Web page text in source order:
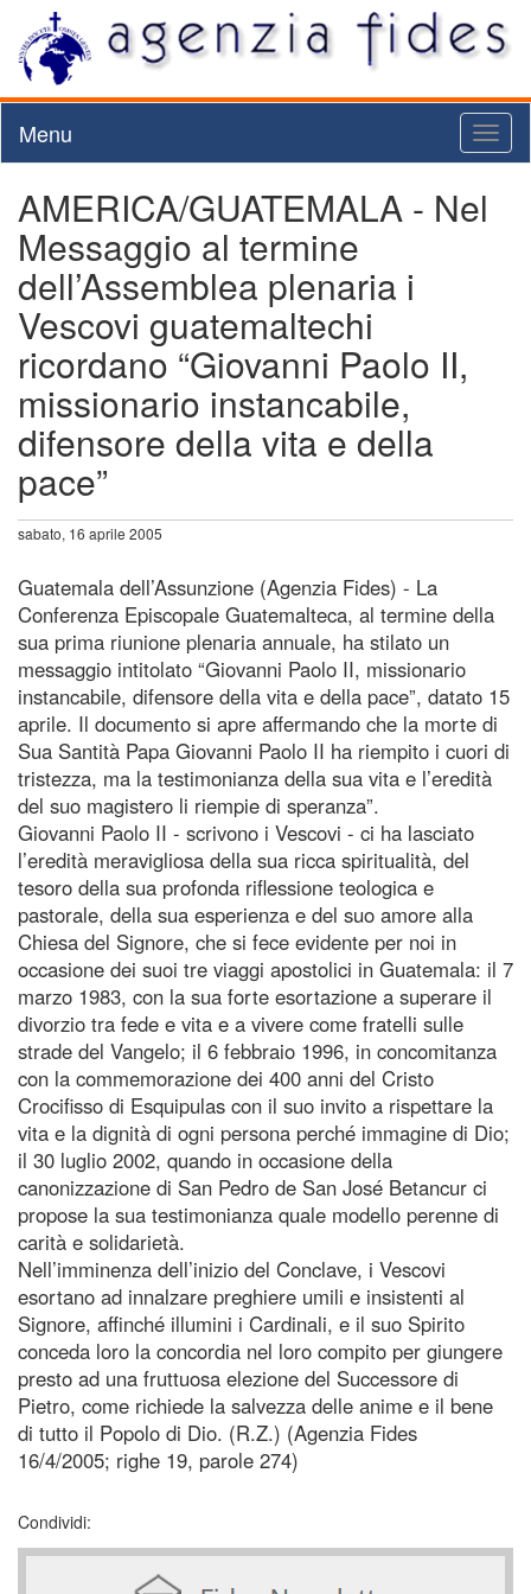
Menu
AMERICA/GUATEMALA - Nel
Messaggio al termine
dell’Assemblea plenaria i
Vescovi guatemaltechi
ricordano “Giovanni Paolo II,
missionario instancabile,
difensore della vita e della
pace”
sabato, 16 aprile 2005
Guatemala dell’Assunzione (Agenzia Fides) - La
Conferenza Episcopale Guatemalteca, al termine della
sua prima riunione plenaria annuale, ha stilato un
messaggio intitolato “Giovanni Paolo II, missionario
instancabile, difensore della vita e della pace”, datato 15
aprile. Il documento si apre affermando che la morte di
Sua Santità Papa Giovanni Paolo II ha riempito i cuori di
tristezza, ma la testimonianza della sua vita e l’eredità
del suo magistero li riempie di speranza”.
Giovanni Paolo II - scrivono i Vescovi - ci ha lasciato
l’eredità meravigliosa della sua ricca spiritualità, del
tesoro della sua profonda riflessione teologica e
pastorale, della sua esperienza e del suo amore alla
Chiesa del Signore, che si fece evidente per noi in
occasione dei suoi tre viaggi apostolici in Guatemala: il 7
marzo 1983, con la sua forte esortazione a superare il
divorzio tra fede e vita e a vivere come fratelli sulle
strade del Vangelo; il 6 febbraio 1996, in concomitanza
con la commemorazione dei 400 anni del Cristo
Crocifisso di Esquipulas con il suo invito a rispettare la
vita e la dignità di ogni persona perché immagine di Dio;
il 30 luglio 2002, quando in occasione della
canonizzazione di San Pedro de San José Betancur ci
propose la sua testimonianza quale modello perenne di
carità e solidarietà.
Nell’imminenza dell’inizio del Conclave, i Vescovi
esortano ad innalzare preghiere umili e insistenti al
Signore, affinché illumini i Cardinali, e il suo Spirito
conceda loro la concordia nel loro compito per giungere
presto ad una fruttuosa elezione del Successore di
Pietro, come richiede la salvezza delle anime e il bene
di tutto il Popolo di Dio. (R.Z.) (Agenzia Fides
16/4/2005; righe 19, parole 274)
Condividi: